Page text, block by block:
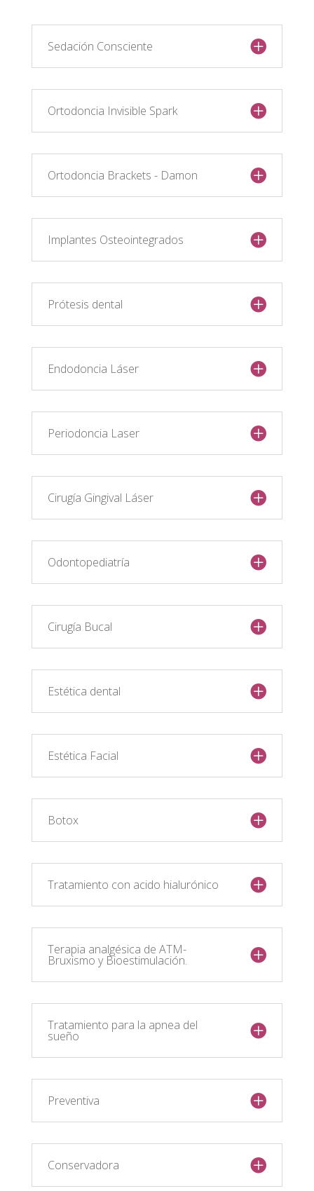
Sedación Consciente
Ortodoncia Invisible Spark
Ortodoncia Brackets - Damon
Implantes Osteointegrados
Prótesis dental
Endodoncia Láser
Periodoncia Laser
Cirugía Gingival Láser
Odontopediatría
Cirugía Bucal
Estética dental
Estética Facial
Botox
Tratamiento con acido hialurónico
Terapia analgésica de ATM-
Bruxismo y Bioestimulación.
Tratamiento para la apnea del
sueño
Preventiva
Conservadora